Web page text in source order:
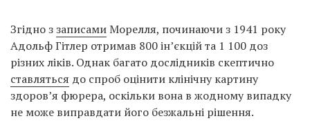
Згідно ззаписамиМорелля, починаючи з 1941 року
Адольф Гітлер отримав 800 ін’єкцій та 1 100 доз
різних ліків. Однак багато дослідників скептично
ставляться до спроб оцінити клінічну картину
здоров’я фюрера, оскільки вона в жодному випадку
не може виправдати його безжальні рішення.